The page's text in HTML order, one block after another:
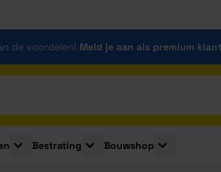
de voordelen! Meld je aan als premium klant
for Gevelbekleding
Toggle submenu for Deuren
Bestrating
Toggle submenu for Bestrating
Bouwshop
Toggle